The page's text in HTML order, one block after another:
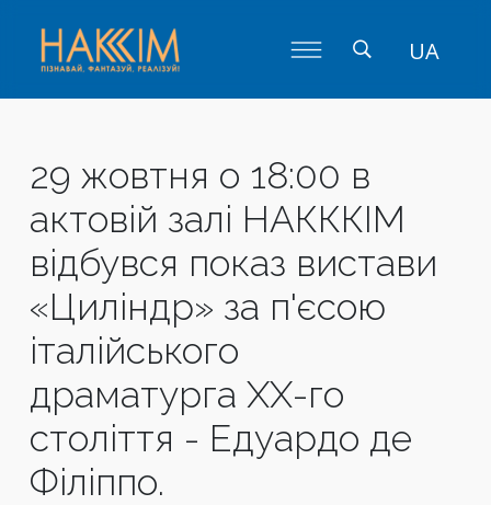
UA
29 жовтня о 18:00 в
актовій залі НАКККІМ
відбувся показ вистави
«Циліндр» за п'єсою
італійського
драматурга ХХ-го
століття - Едуардо де
Філіппо.